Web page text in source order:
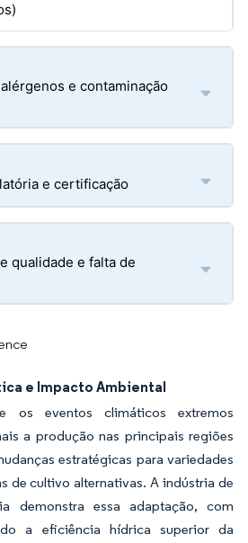
e contaminação
e certificação
qualidade e falta de
e Impacto Ambiental
os eventos climáticos extremos
a produção nas principais regiões
estratégicas para variedades
de cultivo alternativas. A indústria de
demonstra essa adaptação, com
a eficiência hídrica superior da